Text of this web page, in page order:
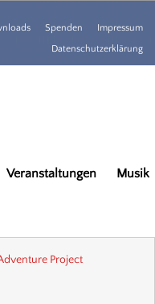
Spenden
Impressum
Datenschutzerklärung
Veranstaltungen
Musik
Project